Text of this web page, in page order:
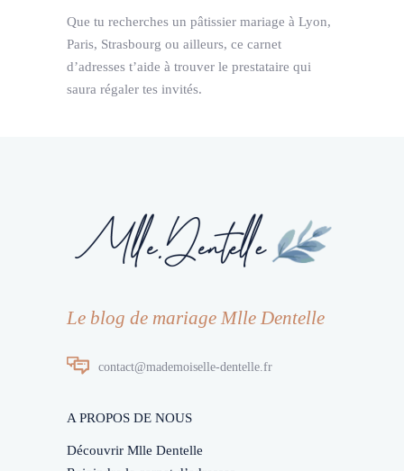
Que tu recherches un pâtissier mariage à Lyon,
Paris, Strasbourg ou ailleurs, ce carnet
d’adresses t’aide à trouver le prestataire qui
saura régaler tes invités.
Le blog de mariage Mlle Dentelle
contact@mademoiselle-dentelle.fr
A PROPOS DE NOUS
Découvrir Mlle Dentelle